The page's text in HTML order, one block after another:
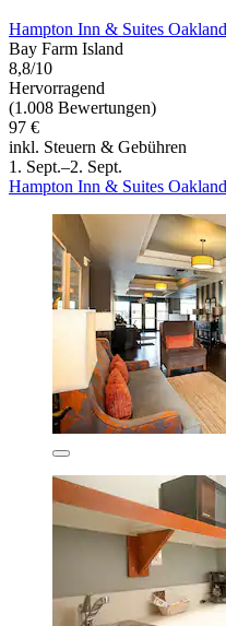
Hampton Inn & Suites
Bay Farm Island
8,8/10
Hervorragend
(1.008 Bewertungen)
97 €
inkl. Steuern & Gebühren
1. Sept.–2. Sept.
Hampton Inn & Suites